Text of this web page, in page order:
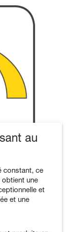
au
constant, ce
obtient une
et
et une